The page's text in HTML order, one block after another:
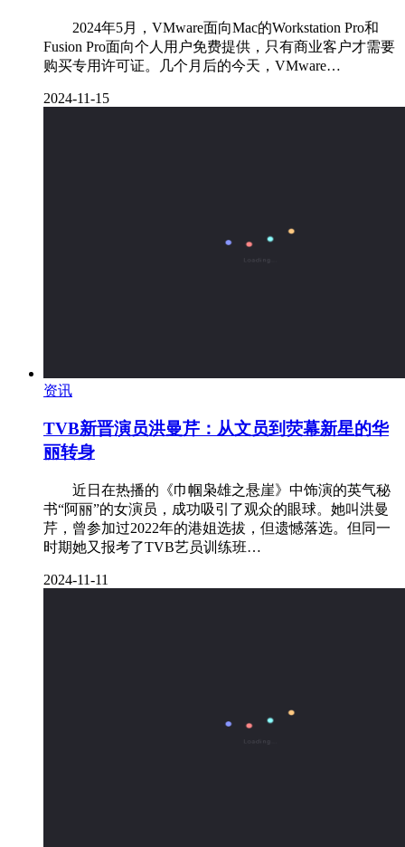
2024年5月，VMware面向Mac的Workstation Pro和
Fusion Pro面向个人用户免费提供，只有商业客户才需要
购买专用许可证。几个月后的今天，VMware…
2024-11-15
资讯
‌TVB新晋演员洪曼芹：从文员到荧幕新星的华
丽转身
近日在热播的《巾帼枭雄之悬崖》中饰演的英气秘
书“阿丽”的女演员，成功吸引了观众的眼球。她叫洪曼
芹，曾参加过2022年的港姐选拔，但遗憾落选。但同一
时期她又报考了TVB艺员训练班…
2024-11-11